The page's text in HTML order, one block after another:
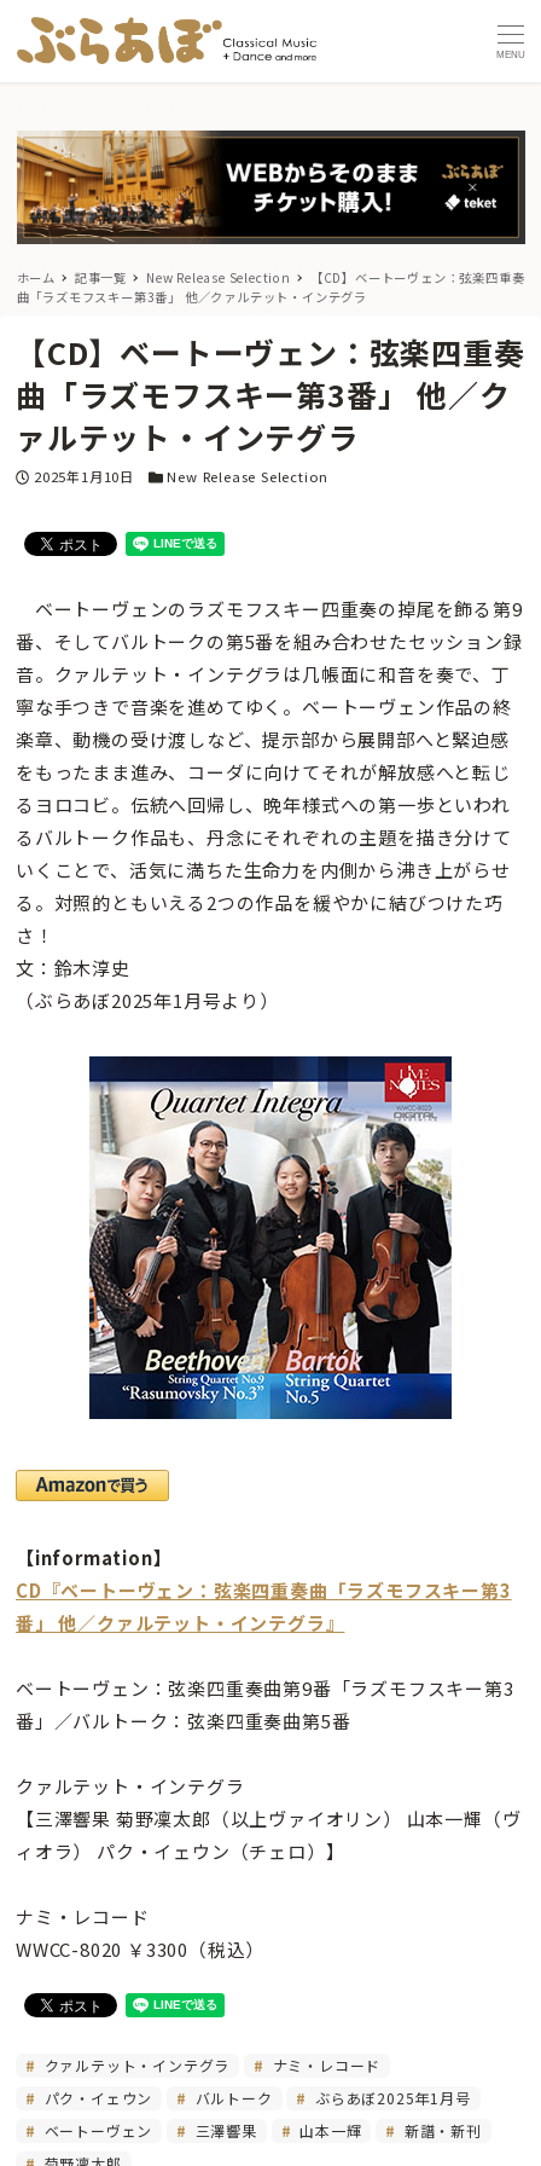
MENU
ホーム 記事一覧 New Release Selection
【CD】ベートーヴェン：弦楽四重奏
曲「ラズモフスキー第3番」 他／クァルテット・インテグラ
【CD】ベートーヴェン：弦楽四重奏
曲「ラズモフスキー第3番」 他／ク
ァルテット・インテグラ
投稿日
2025年1月10日 カテゴリー
New Release Selection
ベートーヴェンのラズモフスキー四重奏の掉尾を飾る第9
番、そしてバルトークの第5番を組み合わせたセッション録
音。クァルテット・インテグラは几帳面に和音を奏で、丁
寧な手つきで音楽を進めてゆく。ベートーヴェン作品の終
楽章、動機の受け渡しなど、提示部から展開部へと緊迫感
をもったまま進み、コーダに向けてそれが解放感へと転じ
るヨロコビ。伝統へ回帰し、晩年様式への第一歩といわれ
るバルトーク作品も、丹念にそれぞれの主題を描き分けて
いくことで、活気に満ちた生命力を内側から沸き上がらせ
る。対照的ともいえる2つの作品を緩やかに結びつけた巧
さ！
文：鈴木淳史
（ぶらあぼ2025年1月号より）
【information】
CD『ベートーヴェン：弦楽四重奏曲「ラズモフスキー第3
番」 他／クァルテット・インテグラ』
ベートーヴェン：弦楽四重奏曲第9番「ラズモフスキー第3
番」／バルトーク：弦楽四重奏曲第5番
クァルテット・インテグラ
【三澤響果 菊野凜太郎（以上ヴァイオリン） 山本一輝（ヴ
ィオラ） パク・イェウン（チェロ）】
ナミ・レコード
WWCC-8020 ￥3300（税込）
クァルテット・インテグラ
ナミ・レコード
パク・イェウン
バルトーク
ぶらあぼ2025年1月号
ベートーヴェン
三澤響果 山本一輝
新譜・新刊